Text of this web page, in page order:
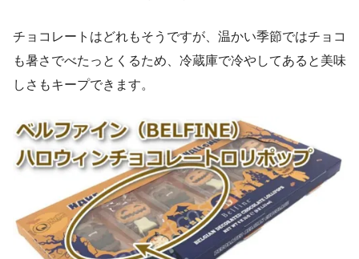
チョコレートはどれもそうですが、温かい季節ではチョコ
も暑さでべたっとくるため、冷蔵庫で冷やしてあると美味
しさもキープできます。